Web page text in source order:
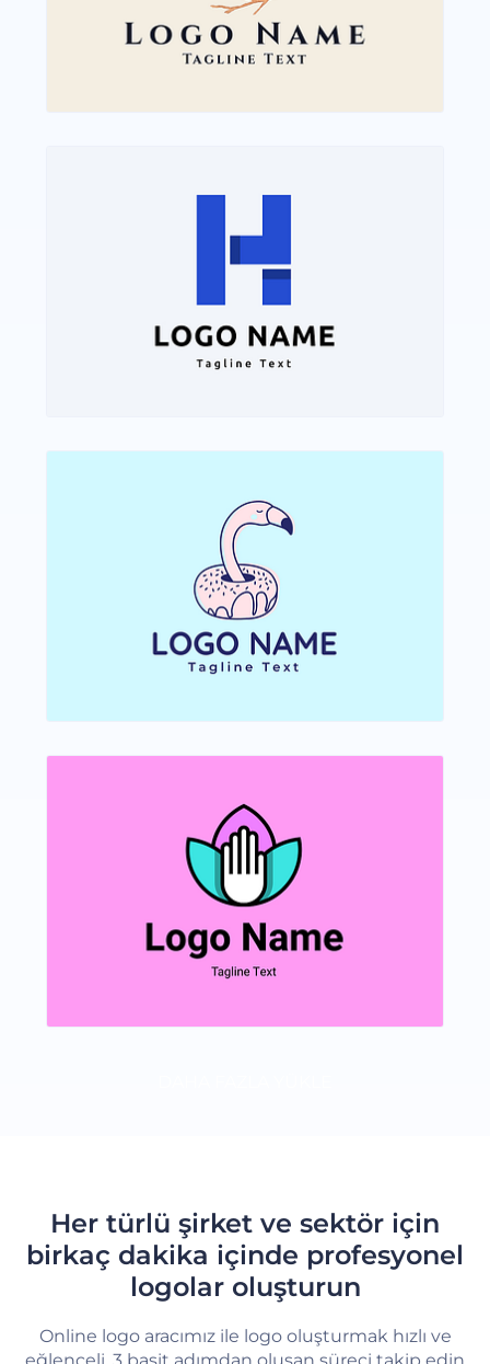
Her türlü şirket ve sektör için
birkaç dakika içinde profesyonel
logolar oluşturun
Online logo aracımız ile logo oluşturmak hızlı ve
eğlenceli. 3 basit adımdan oluşan süreci takip edin